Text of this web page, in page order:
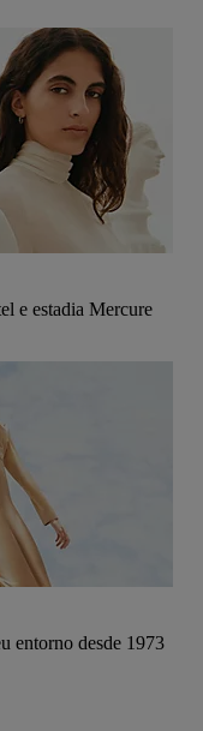
e estadia Mercure
entorno desde 1973